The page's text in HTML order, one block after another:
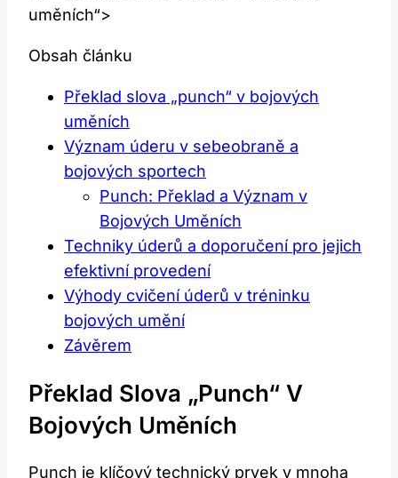
uměních“>
Obsah článku
Překlad slova „punch“ v‌ bojových
uměních
Význam úderu v sebeobraně ⁢a
bojových ⁢sportech
Punch: Překlad ⁣a Význam v
Bojových Uměních
Techniky úderů a‍ doporučení ⁤pro jejich
efektivní provedení
Výhody cvičení úderů v tréninku
bojových umění
Závěrem
Překlad Slova „punch“ V‌
Bojových Uměních
Punch je klíčový technický prvek⁣ v mnoha